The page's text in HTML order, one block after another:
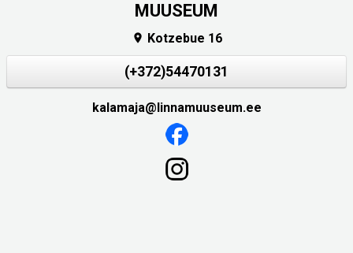
MUUSEUM
 Kotzebue 16
(+372)54470131
kalamaja@linnamuuseum.ee